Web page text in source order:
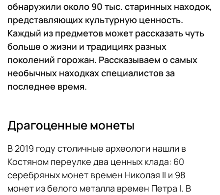
обнаружили около 90 тыс. старинных находок,
представляющих культурную ценность.
Каждый из предметов может рассказать чуть
больше о жизни и традициях разных
поколений горожан. Рассказываем о самых
необычных находках специалистов за
последнее время.
Драгоценные монеты
В 2019 году столичные археологи нашли в
Костяном переулке два ценных клада: 60
серебряных монет времен Николая II и 98
монет из белого металла времен Петра I. В